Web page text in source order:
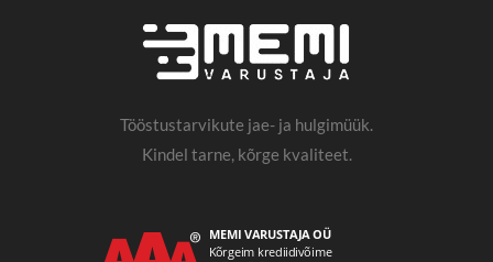
Tööstustarvikute jae- ja hulgimüük.
Kindel tarne, kõrge kvaliteet.